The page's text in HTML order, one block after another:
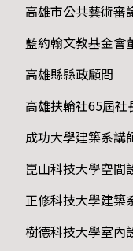
高雄市公共藝術審
藍約翰文教基金會
高雄縣縣政顧問
高雄扶輪社65屆社
成功大學建築系講
崑山科技大學空間
正修科技大學建築
樹德科技大學室內